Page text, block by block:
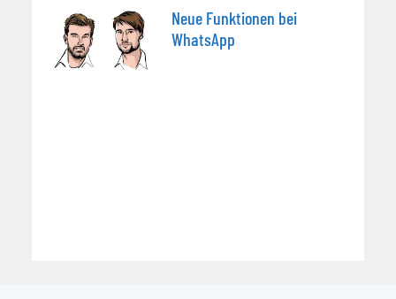
Neue Funktionen bei
WhatsApp